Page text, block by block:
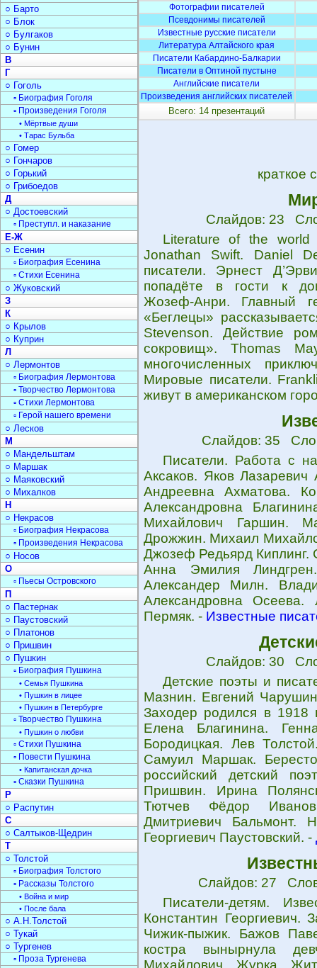
Фотографии писателей
Псевдонимы писателей
Известные русские писатели
Литература Алтайского края
Писатели Кабардино-Балкарии
Писатели в Оптиной пустыне
Английские писатели
Произведения английских писателей
Всего: 14 презентаций
краткое
Слайдов: 23
Literature of the
Jonathan Swift. Daniel
писатели. Эрнест
попадёте в гости к
Жозеф-Анри. Главный
«Беглецы»
Stevenson. Действие
сокровищ». Thomas
многочисленных
Мировые писатели.
живут в американском
Слайдов: 35
Писатели. Работа с
Аксаков. Яков
Андреевна Ахматова.
Александровна
Михайлович Гаршин.
Дрожжин. Михаил
Джозеф Редьярд Киплинг.
Анна Эмилия
Александер Милн.
Александровна Осеева.
Пермяк. - Известные
Слайдов: 30
Детские поэты и
Мазнин. Евгений
Заходер родился в 1918
Елена Благинина.
Бородицкая. Лев
Самуил Маршак.
российский детский
Пришвин. Ирина
Тютчев Фёдор
Дмитриевич Бальмонт.
Георгиевич Паустовский. -
Слайдов: 27
Писатели-детям.
Константин Георгиевич.
Чижик-пыжик. Бажов
костра вынырнула
Михайлович. Журка.
○ Барто
○ Блок
○ Булгаков
○ Бунин
В
Г
○ Гоголь
▫ Биография Гоголя
▫ Произведения Гоголя
• Мёртвые души
• Тарас Бульба
○ Гомер
○ Гончаров
○ Горький
○ Грибоедов
Д
○ Достоевский
▫ Преступл. и наказание
Е-Ж
○ Есенин
▫ Биография Есенина
▫ Стихи Есенина
○ Жуковский
З
К
○ Крылов
○ Куприн
Л
○ Лермонтов
▫ Биография Лермонтова
▫ Творчество Лермонтова
▫ Стихи Лермонтова
▫ Герой нашего времени
○ Лесков
М
○ Мандельштам
○ Маршак
○ Маяковский
○ Михалков
Н
○ Некрасов
▫ Биография Некрасова
▫ Произведения Некрасова
○ Носов
О
▫ Пьесы Островского
П
○ Пастернак
○ Паустовский
○ Платонов
○ Пришвин
○ Пушкин
▫ Биография Пушкина
• Семья Пушкина
• Пушкин в лицее
• Пушкин в Петербурге
▫ Творчество Пушкина
• Пушкин о любви
▫ Стихи Пушкина
▫ Повести Пушкина
• Капитанская дочка
▫ Сказки Пушкина
Р
○ Распутин
С
○ Салтыков-Щедрин
Т
○ Толстой
▫ Биография Толстого
▫ Рассказы Толстого
• Война и мир
• После бала
○ А.Н.Толстой
○ Тукай
○ Тургенев
▫ Проза Тургенева